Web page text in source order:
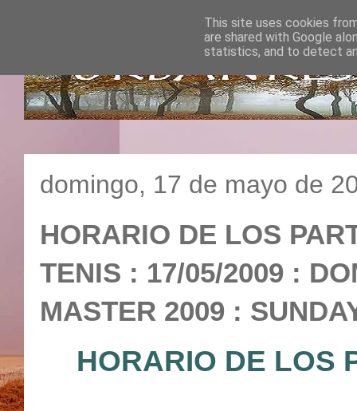
domingo, 17 de mayo de
HORARIO DE LOS
TENIS : 17/05/2009 :
MASTER 2009 :
HORARIO DE LOS
This site uses cookies
are shared with Google
statistics, and to detect